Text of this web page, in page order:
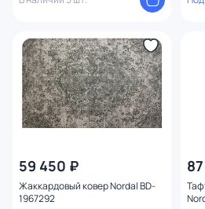
59 450 ₽
Жаккардовый ковер Nordal BD-
1967292
Диаметр (см)
Изображение
Высота ворса